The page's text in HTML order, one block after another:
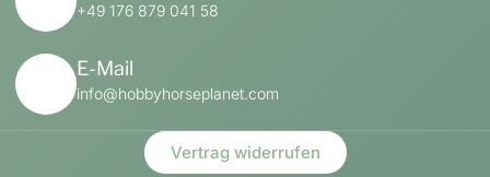
+49 176 879 041 58
E-Mail
info@hobbyhorseplanet.com
Vertrag widerrufen